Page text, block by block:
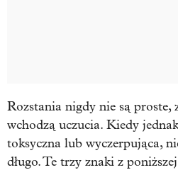
Rozstania nigdy nie są proste,
wchodzą uczucia. Kiedy
toksyczna lub wyczerpująca,
długo. Te trzy znaki z